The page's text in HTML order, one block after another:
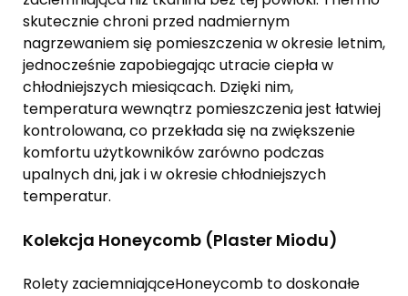
skutecznie chroni przed nadmiernym
nagrzewaniem się pomieszczenia w okresie letnim,
jednocześnie zapobiegając utracie ciepła w
chłodniejszych miesiącach. Dzięki nim,
temperatura wewnątrz pomieszczenia jest łatwiej
kontrolowana, co przekłada się na zwiększenie
komfortu użytkowników zarówno podczas
upalnych dni, jak i w okresie chłodniejszych
temperatur.
Kolekcja Honeycomb (Plaster Miodu)
Rolety zaciemniająceHoneycomb to doskonałe